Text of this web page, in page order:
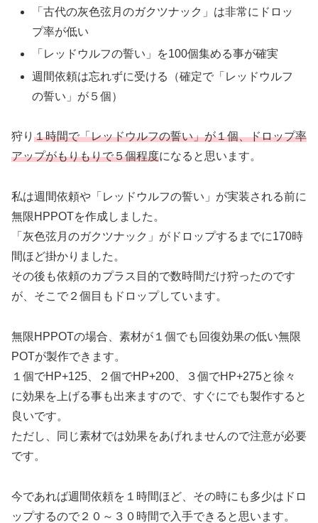
「古代の灰色弦月のガクツナック」は非常にドロッ
プ率が低い
「レッドウルフの誓い」を100個集める事が確実
週間依頼は忘れずに受ける（確定で「レッドウルフ
の誓い」が５個）
狩り １時間で「レッドウルフの誓い」が１個、ドロップ率
アップがもりもりで５個程度になると思います。
私は週間依頼や「レッドウルフの誓い」が実装される前に
無限HPPOTを作成しました。
「灰色弦月のガクツナック」がドロップするまでに170時
間ほど掛かりました。
その後も依頼のカプラス目的で数時間だけ狩ったのです
が、そこで２個目もドロップしています。
無限HPPOTの場合、素材が１個でも回復効果の低い無限
POTが製作できます。
１個でHP+125、２個でHP+200、３個でHP+275と徐々
に効果を上げる事も出来ますので、すぐにでも製作すると
良いです。
ただし、同じ素材では効果をあげれませんので注意が必要
です。
今であれば週間依頼を１時間ほど、その時にも多少はドロ
ップするので２０～３０時間で入手できると思います。